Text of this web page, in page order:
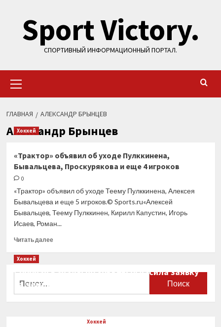
содержимому
Sport Victory.
СПОРТИВНЫЙ ИНФОРМАЦИОННЫЙ ПОРТАЛ.
меню
ГЛАВНАЯ АЛЕКСАНДР БРЫНЦЕВ
Александр Брынцев
Хоккей
«Трактор» объявил об уходе Пулккинена,
Бывальцева, Проскурякова и еще 4 игроков
0
«Трактор» объявил об уходе Теему Пулккинена, Алексея
Бывальцева и еще 5 игроков.© Sports.ru«Алексей
Бывальцев, Теему Пулккинен, Кирилл Капустин, Игорь
Исаев, Роман...
Читать далееПрочитать
Пулккинена,
Хоккей
Сборная Канады по хоккею огласила заявку
на чемпионат мира
Хоккей